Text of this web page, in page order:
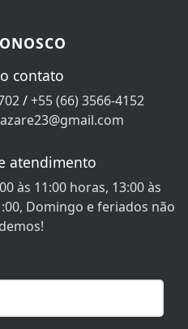
às 11:00 horas, 13:00 às
Domingo e feriados não